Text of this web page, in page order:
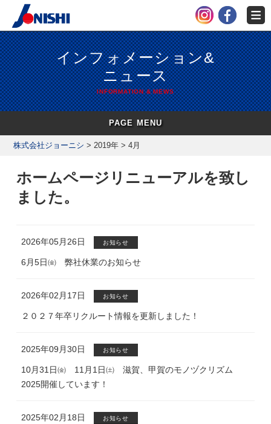
インフォメーション&
ニュース
INFORMATION & MEWS
PAGE MENU
株式会社ジョーニシ >2019年 >4月
ホームページリニューアルを致し
ました。
2026年05月26日 お知らせ
6月5日㈮ 弊社休業のお知らせ
2026年02月17日 お知らせ
２０２７年卒リクルート情報を更新しました！
2025年09月30日 お知らせ
10月31日㈮ 11月1日㈯ 滋賀、甲賀のモノヅクリズム
2025開催しています！
2025年02月18日 お知らせ